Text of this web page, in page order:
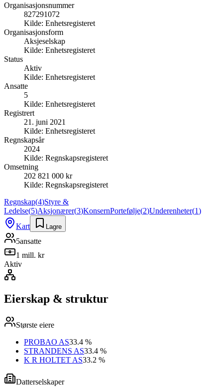
Organisasjonsnummer
827291072
Kilde: Enhetsregisteret
Organisasjonsform
Aksjeselskap
Kilde: Enhetsregisteret
Status
Aktiv
Kilde: Enhetsregisteret
Ansatte
5
Kilde: Enhetsregisteret
Registrert
21. juni 2021
Kilde: Enhetsregisteret
Regnskapsår
2024
Kilde: Regnskapsregisteret
Omsetning
202 821 000 kr
Kilde: Regnskapsregisteret
Regnskap(4)Styre &
Ledelse(5)Aksjonærer(3)KonsernPortefølje(2)Underenheter(1)
Kart
Lagre
5ansatte
1 mill. kr
Aktiv
Eierskap & struktur
Største eiere
PROBAO AS33.4 %
STRANDENS AS33.4 %
K R HOLTET AS33.2 %
Datterselskaper